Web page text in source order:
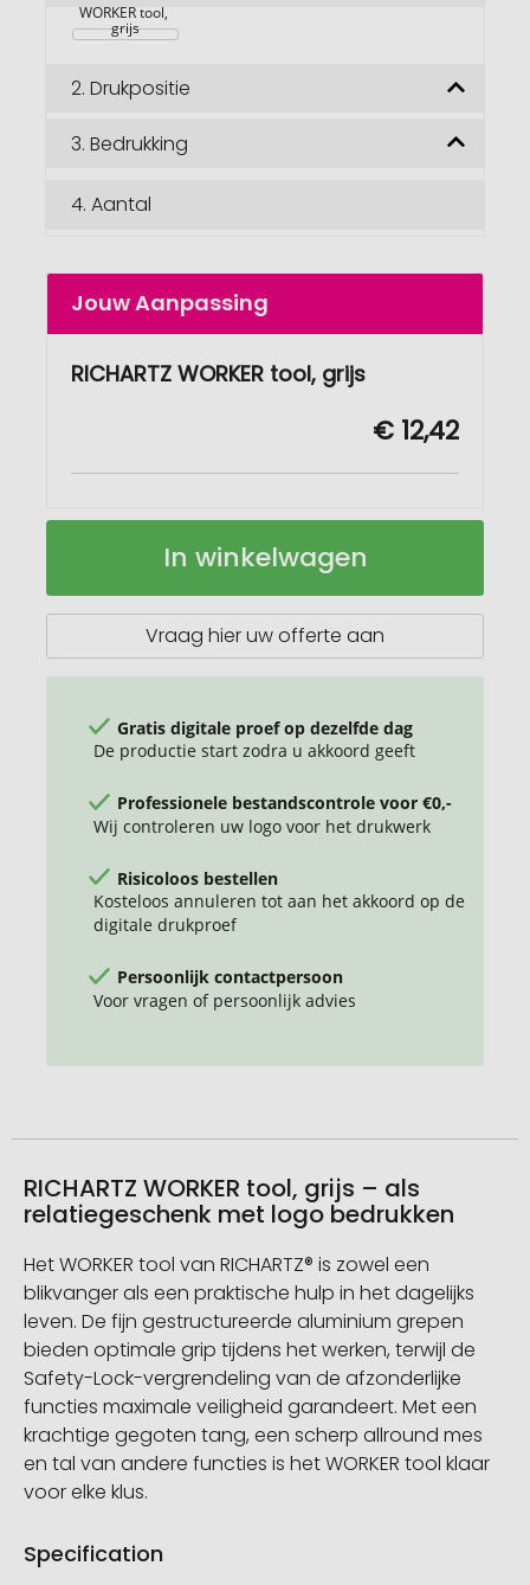
afbeeldingengalerij
WORKER tool,
grijs
2. Drukpositie
3. Bedrukking
4. Aantal
Jouw Aanpassing
RICHARTZ WORKER tool, grijs
€ 12,42
RICHARTZ
Op
In winkelwagen
Vraag hier uw offerte aan
Gratis digitale proef op dezelfde dag
De productie start zodra u akkoord geeft
Professionele bestandscontrole voor €0,-
Wij controleren uw logo voor het drukwerk
Risicoloos bestellen
Kosteloos annuleren tot aan het akkoord op de
digitale drukproef
Persoonlijk contactpersoon
Voor vragen of persoonlijk advies
RICHARTZ WORKER tool, grijs – als
relatiegeschenk met logo bedrukken
Het WORKER tool van RICHARTZ® is zowel een
blikvanger als een praktische hulp in het dagelijks
leven. De fijn gestructureerde aluminium grepen
bieden optimale grip tijdens het werken, terwijl de
Safety-Lock-vergrendeling van de afzonderlijke
functies maximale veiligheid garandeert. Met een
krachtige gegoten tang, een scherp allround mes
en tal van andere functies is het WORKER tool klaar
voor elke klus.
Specification